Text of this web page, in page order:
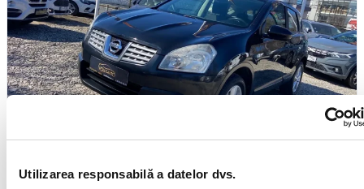
Utilizarea responsabilă a datelor dvs.
Nissan Qashqai